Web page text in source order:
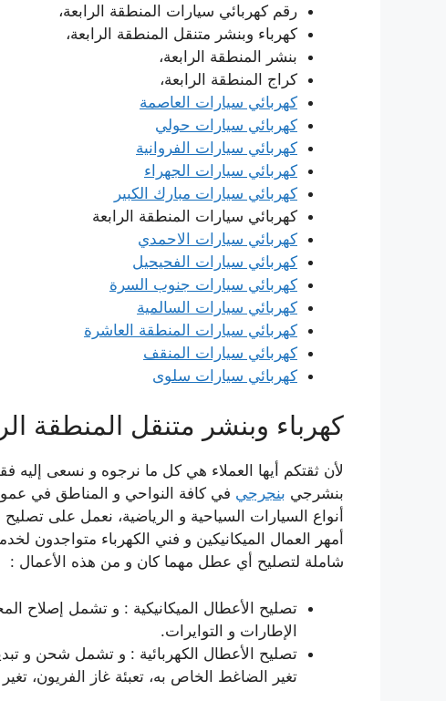
رقم كهربائي سيارات المنطقة الرابعة،
كهرباء وبنشر متنقل المنطقة الرابعة،
بنشر المنطقة الرابعة،
كراج المنطقة الرابعة،
كهربائي سيارات العاصمة
كهربائي سيارات حولي
كهربائي سيارات الفروانية
كهربائي سيارات الجهراء
كهربائي سيارات مبارك الكبير
كهربائي سيارات المنطقة الرابعة
كهربائي سيارات الاحمدي
كهربائي سيارات الفحيحيل
كهربائي سيارات جنوب السرة
كهربائي سيارات السالمية
كهربائي سيارات المنطقة العاشرة
كهربائي سيارات المنقف
كهربائي سيارات سلوى
كهرباء وبنشر متنقل المنطقة
لأن ثقتكم أيها العملاء هي كل ما نرجوه و نسعى إليه
بنشرجي بنجرجي في كافة النواحي و المناطق في
أنواع السيارات السياحية و الرياضية، نعمل على تصليح
أمهر العمال الميكانيكين و فني الكهرباء متواجدون
شاملة لتصليح أي عطل مهما كان و من هذه الأعمال :
تصليح الأعطال الميكانيكية : و تشمل إصلاح
الإطارات و التوايرات.
تصليح الأعطال الكهربائية : و تشمل شحن و
تغير الضاغط الخاص به، تعبئة غاز الفريون، تغير